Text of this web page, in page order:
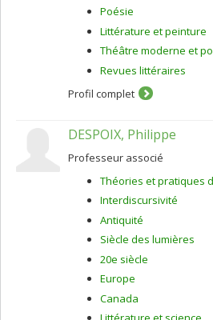
Poésie
Littérature et peinture
Théâtre moderne et
Revues littéraires
Profil complet
DESPOIX, Philippe
Professeur associé
Théories et pratiques
Interdiscursivité
Antiquité
Siècle des lumières
20e siècle
Europe
Canada